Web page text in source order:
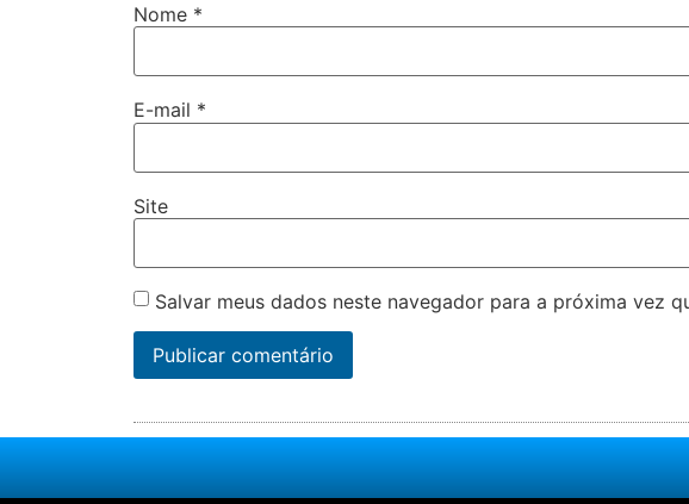
Nome *
E-mail *
Site
Salvar meus dados neste navegador para a próxima vez